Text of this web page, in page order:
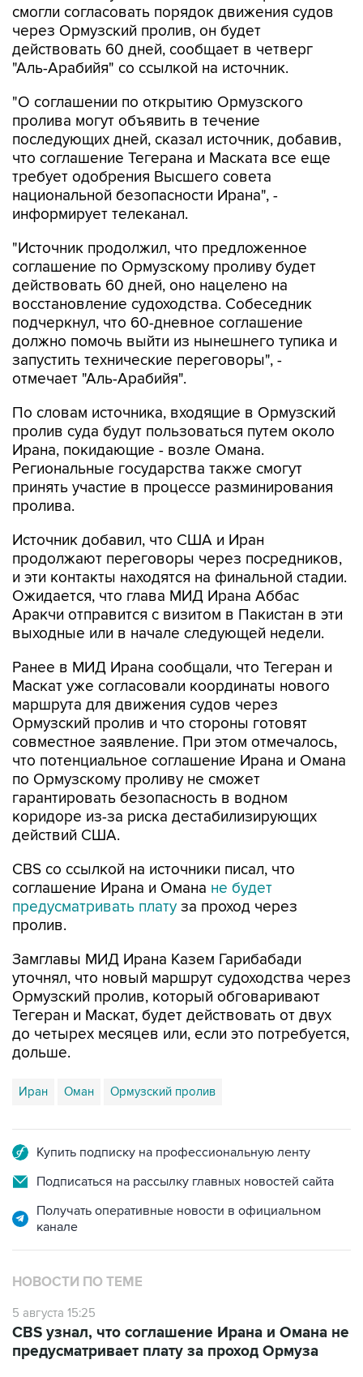
смогли согласовать порядок движения судов
через Ормузский пролив, он будет
действовать 60 дней, сообщает в четверг
"Аль-Арабийя" со ссылкой на источник.
"О соглашении по открытию Ормузского
пролива могут объявить в течение
последующих дней, сказал источник, добавив,
что соглашение Тегерана и Маската все еще
требует одобрения Высшего совета
национальной безопасности Ирана", -
информирует телеканал.
"Источник продолжил, что предложенное
соглашение по Ормузскому проливу будет
действовать 60 дней, оно нацелено на
восстановление судоходства. Собеседник
подчеркнул, что 60-дневное соглашение
должно помочь выйти из нынешнего тупика и
запустить технические переговоры", -
отмечает "Аль-Арабийя".
По словам источника, входящие в Ормузский
пролив суда будут пользоваться путем около
Ирана, покидающие - возле Омана.
Региональные государства также смогут
принять участие в процессе разминирования
пролива.
Источник добавил, что США и Иран
продолжают переговоры через посредников,
и эти контакты находятся на финальной стадии.
Ожидается, что глава МИД Ирана Аббас
Аракчи отправится с визитом в Пакистан в эти
выходные или в начале следующей недели.
Ранее в МИД Ирана сообщали, что Тегеран и
Маскат уже согласовали координаты нового
маршрута для движения судов через
Ормузский пролив и что стороны готовят
совместное заявление. При этом отмечалось,
что потенциальное соглашение Ирана и Омана
по Ормузскому проливу не сможет
гарантировать безопасность в водном
коридоре из-за риска дестабилизирующих
действий США.
CBS со ссылкой на источники писал, что
соглашение Ирана и Омана не будет
предусматривать плату за проход через
пролив.
Замглавы МИД Ирана Казем Гарибабади
уточнял, что новый маршрут судоходства через
Ормузский пролив, который обговаривают
Тегеран и Маскат, будет действовать от двух
до четырех месяцев или, если это потребуется,
дольше.
Иран Оман Ормузский пролив
Купить подписку на профессиональную ленту
Подписаться на рассылку главных новостей сайта
Получать оперативные новости в официальном
канале
НОВОСТИ ПО ТЕМЕ
5 августа 15:25
CBS узнал, что соглашение Ирана и Омана не
предусматривает плату за проход Ормуза